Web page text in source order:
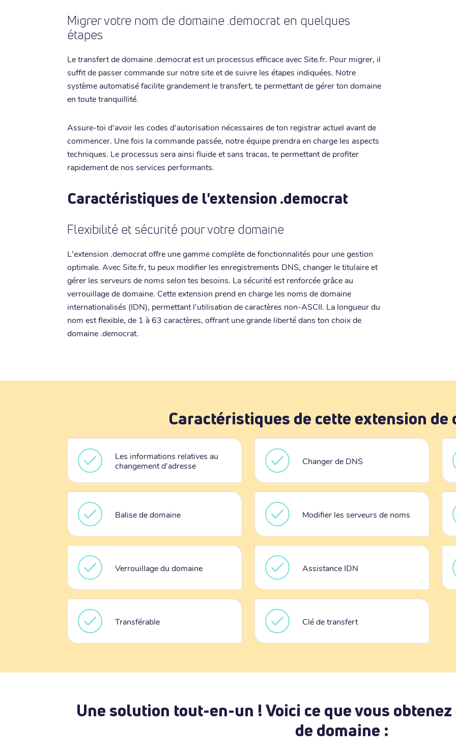
Migrer votre nom de domaine .democrat en quelques
étapes
Le transfert de domaine .democrat est un processus efficace avec Site.fr. Pour migrer, il
suffit de passer commande sur notre site et de suivre les étapes indiquées. Notre
système automatisé facilite grandement le transfert, te permettant de gérer ton domaine
en toute tranquillité.
Assure-toi d'avoir les codes d'autorisation nécessaires de ton registrar actuel avant de
commencer. Une fois la commande passée, notre équipe prendra en charge les aspects
techniques. Le processus sera ainsi fluide et sans tracas, te permettant de profiter
rapidement de nos services performants.
Caractéristiques de l'extension .democrat
Flexibilité et sécurité pour votre domaine
L'extension .democrat offre une gamme complète de fonctionnalités pour une gestion
optimale. Avec Site.fr, tu peux modifier les enregistrements DNS, changer le titulaire et
gérer les serveurs de noms selon tes besoins. La sécurité est renforcée grâce au
verrouillage de domaine. Cette extension prend en charge les noms de domaine
internationalisés (IDN), permettant l'utilisation de caractères non-ASCII. La longueur du
nom est flexible, de 1 à 63 caractères, offrant une grande liberté dans ton choix de
domaine .democrat.
Caractéristiques de cette extension de
Les informations relatives au
changement d'adresse
Changer de DNS
Balise de domaine Modifier les serveurs de noms
Verrouillage du domaine Assistance IDN
Transférable Clé de transfert
Une solution tout-en-un ! Voici ce que vous
de domaine :